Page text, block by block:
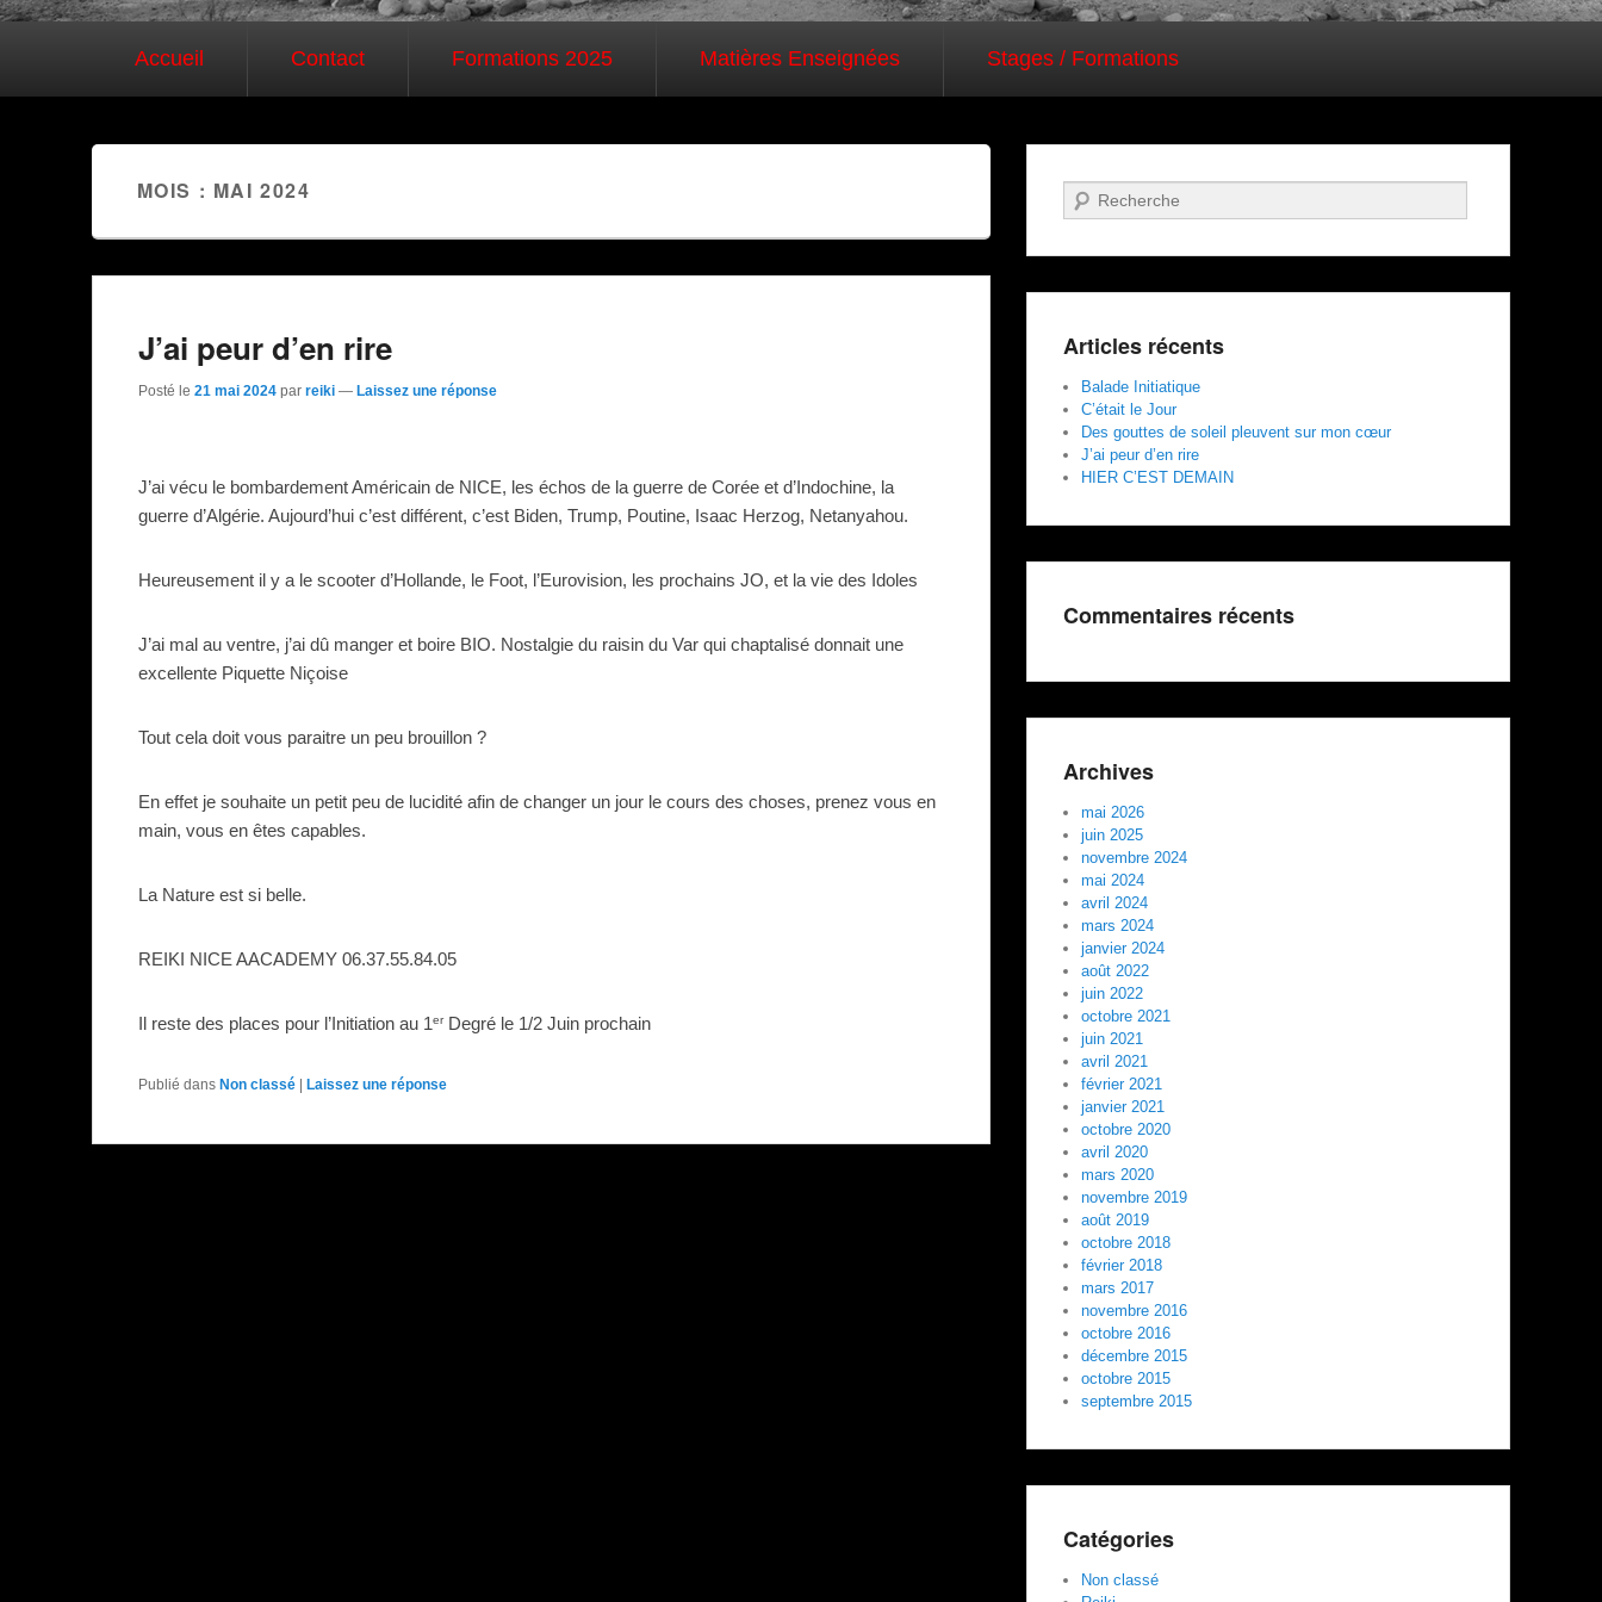
Accueil Contact Formations 2025 Matières Enseignées Stages / Formations
MOIS : MAI 2024
J’ai peur d’en rire
Posté le 21 mai 2024 par reiki — Laissez une réponse
J’ai vécu le bombardement Américain de NICE, les échos de la guerre de Corée et d’Indochine, la
guerre d’Algérie. Aujourd’hui c’est différent, c’est Biden, Trump, Poutine, Isaac Herzog, Netanyahou.
Heureusement il y a le scooter d’Hollande, le Foot, l’Eurovision, les prochains JO, et la vie des Idoles
J’ai mal au ventre, j’ai dû manger et boire BIO. Nostalgie du raisin du Var qui chaptalisé donnait une
excellente Piquette Niçoise
Tout cela doit vous paraitre un peu brouillon ?
En effet je souhaite un petit peu de lucidité afin de changer un jour le cours des choses, prenez vous en
main, vous en êtes capables.
La Nature est si belle.
REIKI NICE AACADEMY 06.37.55.84.05
Il reste des places pour l’Initiation au 1erDegré le 1/2 Juin prochain
Publié dans Non classé | Laissez une réponse
Recherche
Articles récents
Balade Initiatique
C’était le Jour
Des gouttes de soleil pleuvent sur mon cœur
J’ai peur d’en rire
HIER C’EST DEMAIN
Commentaires récents
Archives
mai 2026
juin 2025
novembre 2024
mai 2024
avril 2024
mars 2024
janvier 2024
août 2022
juin 2022
octobre 2021
juin 2021
avril 2021
février 2021
janvier 2021
octobre 2020
avril 2020
mars 2020
novembre 2019
août 2019
octobre 2018
février 2018
mars 2017
novembre 2016
octobre 2016
décembre 2015
octobre 2015
septembre 2015
Catégories
Non classé